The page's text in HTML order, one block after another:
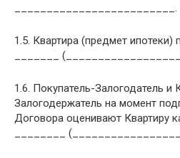
_________________________.
1.5. Квартира (предмет ипотеки)
_______
1.6. Покупатель-Залогодатель и
Залогодержатель на момент
Договора оценивают Квартиру
________